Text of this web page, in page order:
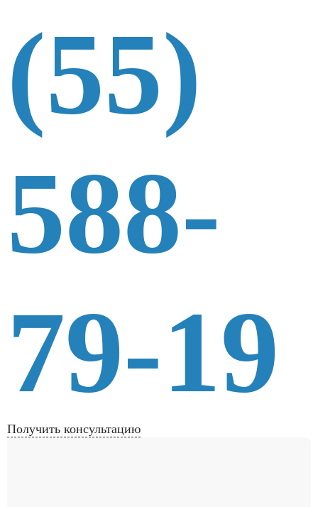
(55)
588-
79-19
Получить консультацию